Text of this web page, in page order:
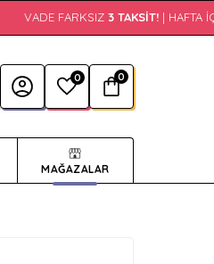
VADE FARKSIZ 3 TAKSIT! | HAFTA
0 0
MAĞAZALAR